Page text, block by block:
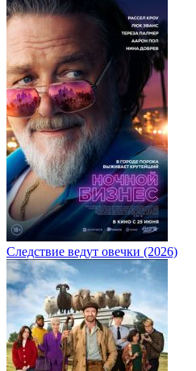
Следствие ведут овечки (2026)